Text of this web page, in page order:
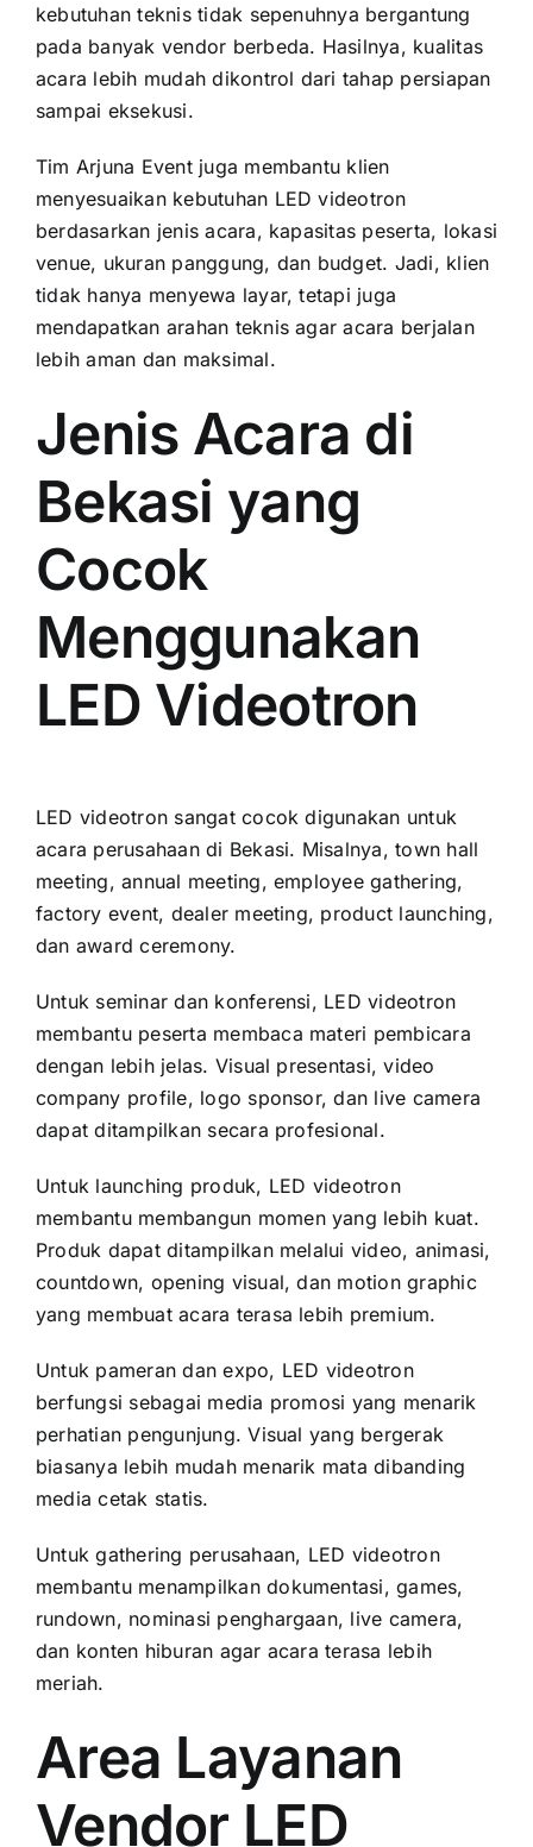
kebutuhan teknis tidak sepenuhnya bergantung
pada banyak vendor berbeda. Hasilnya, kualitas
acara lebih mudah dikontrol dari tahap persiapan
sampai eksekusi.
Tim Arjuna Event juga membantu klien
menyesuaikan kebutuhan LED videotron
berdasarkan jenis acara, kapasitas peserta, lokasi
venue, ukuran panggung, dan budget. Jadi, klien
tidak hanya menyewa layar, tetapi juga
mendapatkan arahan teknis agar acara berjalan
lebih aman dan maksimal.
Jenis Acara di
Bekasi yang
Cocok
Menggunakan
LED Videotron
LED videotron sangat cocok digunakan untuk
acara perusahaan di Bekasi. Misalnya, town hall
meeting, annual meeting, employee gathering,
factory event, dealer meeting, product launching,
dan award ceremony.
Untuk seminar dan konferensi, LED videotron
membantu peserta membaca materi pembicara
dengan lebih jelas. Visual presentasi, video
company profile, logo sponsor, dan live camera
dapat ditampilkan secara profesional.
Untuk launching produk, LED videotron
membantu membangun momen yang lebih kuat.
Produk dapat ditampilkan melalui video, animasi,
countdown, opening visual, dan motion graphic
yang membuat acara terasa lebih premium.
Untuk pameran dan expo, LED videotron
berfungsi sebagai media promosi yang menarik
perhatian pengunjung. Visual yang bergerak
biasanya lebih mudah menarik mata dibanding
media cetak statis.
Untuk gathering perusahaan, LED videotron
membantu menampilkan dokumentasi, games,
rundown, nominasi penghargaan, live camera,
dan konten hiburan agar acara terasa lebih
meriah.
Area Layanan
Vendor LED